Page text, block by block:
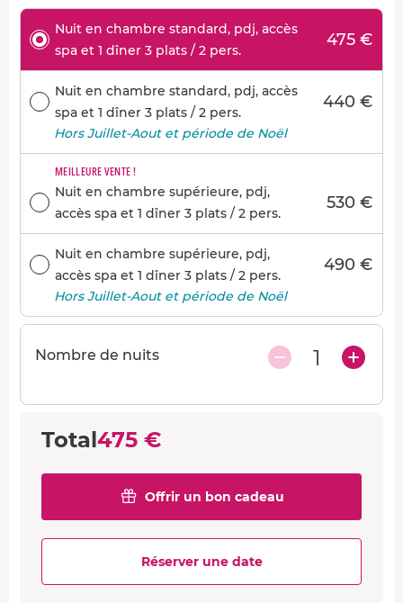
Nuit en chambre standard, pdj, accès
spa et 1 dîner 3 plats / 2 pers.
475 €
Nuit en chambre standard, pdj, accès
spa et 1 dîner 3 plats / 2 pers.
440 €
Hors Juillet-Aout et période de Noël
MEILLEURE VENTE !
Nuit en chambre supérieure, pdj,
accès spa et 1 dîner 3 plats / 2 pers.
530 €
Nuit en chambre supérieure, pdj,
accès spa et 1 dîner 3 plats / 2 pers.
490 €
Hors Juillet-Aout et période de Noël
Nombre de nuits 1
Total475 €
Offrir un bon cadeau
Réserver une date